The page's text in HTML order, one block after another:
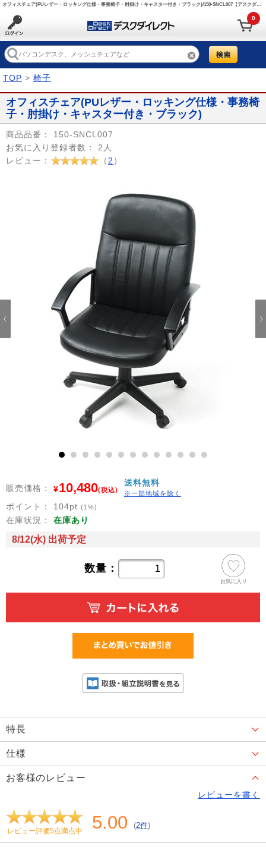
オフィスチェア(PUレザー・ロッキング仕様・事務椅子・肘掛け・キャスター付き・ブラック)/150-SNCL007【デスクダイレクト】
0
TOP > 椅子
オフィスチェア(PUレザー・ロッキング仕様・事務椅
子・肘掛け・キャスター付き・ブラック)
商品品番：
150-SNCL007
お気に入り登録者数：
2人
レビュー：
（ 2 ）
10 11 12
販売価格： ¥10,480(税込)
送料無料
※一部地域を除く
ポイント： 104pt (1%)
在庫状況： 在庫あり
8/12(水) 出荷予定
数量：
お気に入り
特長
仕様
お客様のレビュー
レビューを書く
レビュー評価5点満点中 5.00 (2件)